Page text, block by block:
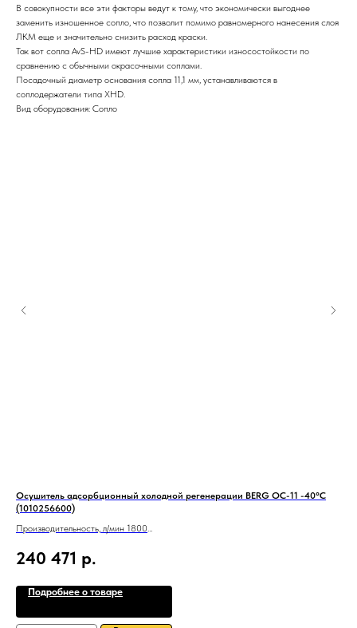
В совокупности все эти факторы ведут к тому, что экономически выгоднее
заменить изношенное сопло, что позволит помимо равномерного нанесения слоя
ЛКМ еще и значительно снизить расход краски.
Так вот сопла AvS-HD имеют лучшие характеристики износостойкости по
сравнению с обычными окрасочными соплами.
Посадочный диаметр основания сопла 11,1 мм, устанавливаются в
соплодержатели типа XHD.
Вид оборудования: Сопло
Осушитель адсорбционный холодной регенерации BERG ОС-11 -40°С
(1010256600)
Производительность, л/мин 1800
240 471 р.
Подробнее о товаре